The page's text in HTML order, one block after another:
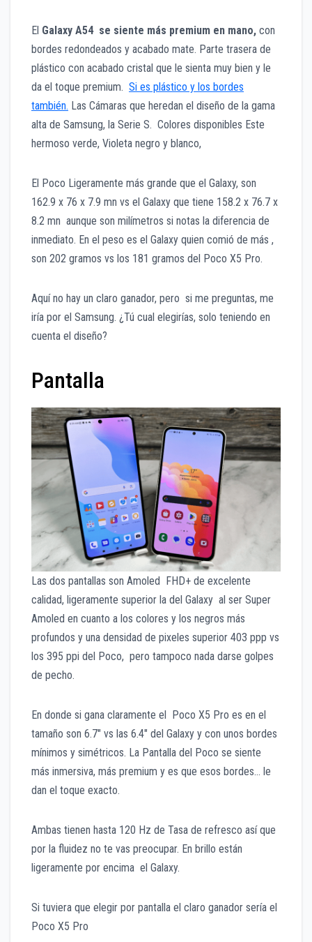
El Galaxy A54 se siente más premium en mano, con
bordes redondeados y acabado mate. Parte trasera de
plástico con acabado cristal que le sienta muy bien y le
da el toque premium. Si es plástico y los bordes
también. Las Cámaras que heredan el diseño de la gama
alta de Samsung, la Serie S. Colores disponibles Este
hermoso verde, Violeta negro y blanco,
El Poco Ligeramente más grande que el Galaxy, son
162.9 x 76 x 7.9 mn vs el Galaxy que tiene 158.2 x 76.7 x
8.2 mn aunque son milímetros si notas la diferencia de
inmediato. En el peso es el Galaxy quien comió de más ,
son 202 gramos vs los 181 gramos del Poco X5 Pro.
Aquí no hay un claro ganador, pero si me preguntas, me
iría por el Samsung. ¿Tú cual elegirías, solo teniendo en
cuenta el diseño?
Pantalla
Las dos pantallas son Amoled FHD+ de excelente
calidad, ligeramente superior la del Galaxy al ser Super
Amoled en cuanto a los colores y los negros más
profundos y una densidad de pixeles superior 403 ppp vs
los 395 ppi del Poco, pero tampoco nada darse golpes
de pecho.
En donde si gana claramente el Poco X5 Pro es en el
tamaño son 6.7″ vs las 6.4″ del Galaxy y con unos bordes
mínimos y simétricos. La Pantalla del Poco se siente
más inmersiva, más premium y es que esos bordes… le
dan el toque exacto.
Ambas tienen hasta 120 Hz de Tasa de refresco así que
por la fluidez no te vas preocupar. En brillo están
ligeramente por encima el Galaxy.
Si tuviera que elegir por pantalla el claro ganador sería el
Poco X5 Pro